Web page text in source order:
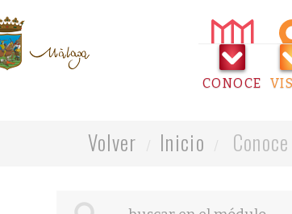
CONOCE
Volver Inicio Conoce